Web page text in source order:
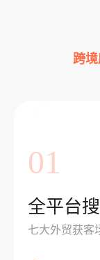
跨境
01
全平台
七大外贸获客